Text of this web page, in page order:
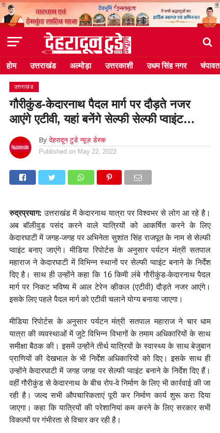
होम उत्तराखंड अल्मोड़ा उत्तरकाशी उधम सिंह नगर चंपावत
उत्तराखंड
गौरीकुंड-केदारनाथ पैदल मार्ग पर दौड़ते नजर
आएंगे एटीवी, यहां बनेंगे सेल्फी सेल्फी प्वाइंट…
By देहरादून टुडे न्यूज़ डेस्क
Published on May 22, 2022
रुद्रप्रयाग: उत्तराखंड में केदारनाथ यात्रा पर विश्वभर से लोग आ रहे है।
अब बॉलीवुड पसंद करने वाले यात्रियों को आकर्षित करने के लिए
केदारघाटी में जगह-जगह पर अभिनेता सुशांत सिंह राजपूत के नाम से सेल्फी
प्वाइंट बनाए जाएंगे। मीडिया रिपोर्टस के अनुसार पर्यटन मंत्री सतपाल
महाराज ने केदारघाटी में विभिन्न स्थानों पर सेल्फी प्वाइंट बनाने के निर्देश
दिए है। साथ ही उन्होंने कहा कि 16 किमी लंबे गौरीकुंड-केदारनाथ पैदल
मार्ग पर निकट भविष्य में आल टेरेन व्हीकल (एटीवी) दौड़ते नजर आएंगे।
इसके लिए पहले पैदल मार्ग को एटीवी चलाने योग्य बनाया जाएगा।
मीडिया रिपोर्टस के अनुसार पर्यटन मंत्री सतपाल महाराज ने चार धाम
यात्रा की व्यवस्थाओं में जुटे विभिन्न विभागों के तमाम अधिकारियों के साथ
समीक्षा बैठक की। इसमें उन्होंने तीर्थ यात्रियों के स्वास्थ्य के साथ बेजुबान
प्राणियों की देखभाल के भी निर्देश अधिकारियों को दिए। इसके साथ ही
उन्होंने केदारघाटी में जगह जगह पर सेल्फी प्वाइंट बनाने के निर्देश दिए हैं।
वहीं गौरीकुंड से केदारनाथ के बीच रोप-वे निर्माण के लिए भी कार्रवाई की जा
रही है। जल्द सभी औपचारिकताएं पूरी कर निर्माण कार्य शुरू करा दिया
जाएगा। कहा कि यात्रियों की परेशानियां कम करने के लिए सरकार सभी
विकल्पों पर गंभीरता से विचार कर रही है।